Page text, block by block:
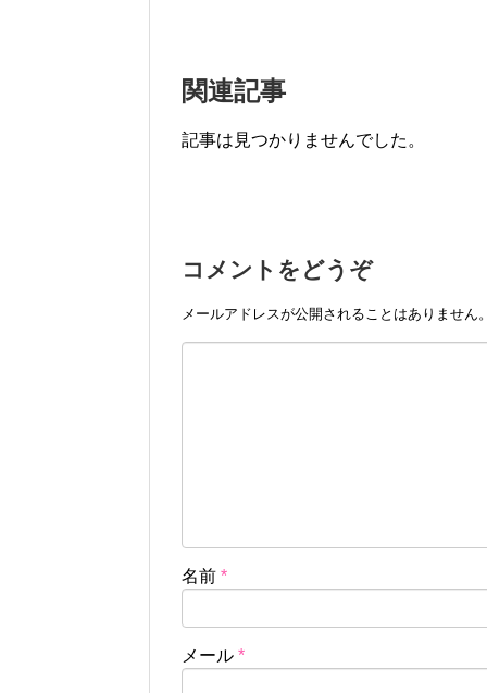
関連記事
記事は見つかりませんでした。
コメントをどうぞ
メールアドレスが公開されることはありません
名前 *
メール *